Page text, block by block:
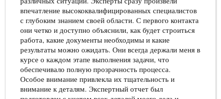
впечатление высококвалифицированных специалистов
с глубоким знанием своей области. С первого контакта
они четко и доступно объяснили, как будет строиться
работа, какие документы необходимы и какие
результаты можно ожидать. Они всегда держали меня в
курсе о каждом этапе выполнения задачи, что
обеспечивало полную прозрачность процесса.
Особое внимание привлекла их тщательность и
внимание к деталям. Экспертный отчет был